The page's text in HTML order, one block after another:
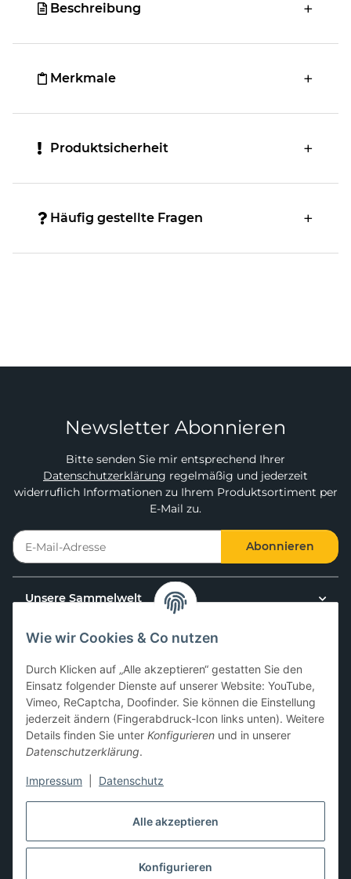
Alle akzeptieren
Konfigurieren
Wie wir Cookies & Co nutzen
Durch Klicken auf „Alle akzeptieren“ gestatten Sie den
Einsatz folgender Dienste auf unserer Website: YouTube,
Vimeo, ReCaptcha, Doofinder. Sie können die Einstellung
jederzeit ändern (Fingerabdruck-Icon links unten). Weitere
Details finden Sie unter Konfigurieren und in unserer
Datenschutzerklärung.
Impressum Datenschutz
Beschreibung
Merkmale
Produktsicherheit
Häufig gestellte Fragen
Newsletter Abonnieren
Bitte senden Sie mir entsprechend Ihrer
Datenschutzerklärung regelmäßig und jederzeit
widerruflich Informationen zu Ihrem Produktsortiment per
E-Mail zu.
Abonnieren
Unsere Sammelwelt
Kundenservice
News & Aktionen
Gesetzliche Informationen
Hier kannst du uns folgen: